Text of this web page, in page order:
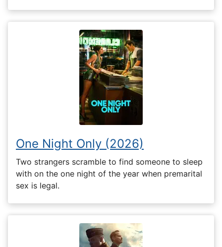
One Night Only (2026)
Two strangers scramble to find someone to sleep
with on the one night of the year when premarital
sex is legal.